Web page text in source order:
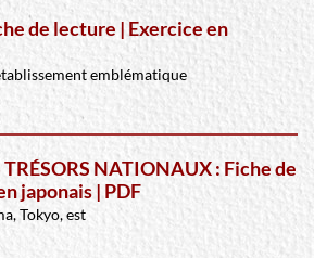
de lecture | Exercice en
emblématique
TRÉSORS NATIONAUX : Fiche de
japonais | PDF
Tokyo, est